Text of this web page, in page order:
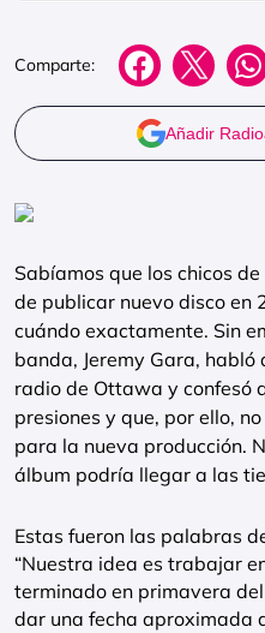
Comparte:
Añadir
Sabíamos que los chicos
de publicar nuevo disco en
cuándo exactamente. Sin
banda, Jeremy Gara,
radio de Ottawa y confesó
presiones y que, por ello,
para la nueva producción.
álbum podría llegar a las
Estas fueron las palabras
“Nuestra idea es trabajar
terminado en primavera
dar una fecha aproximada